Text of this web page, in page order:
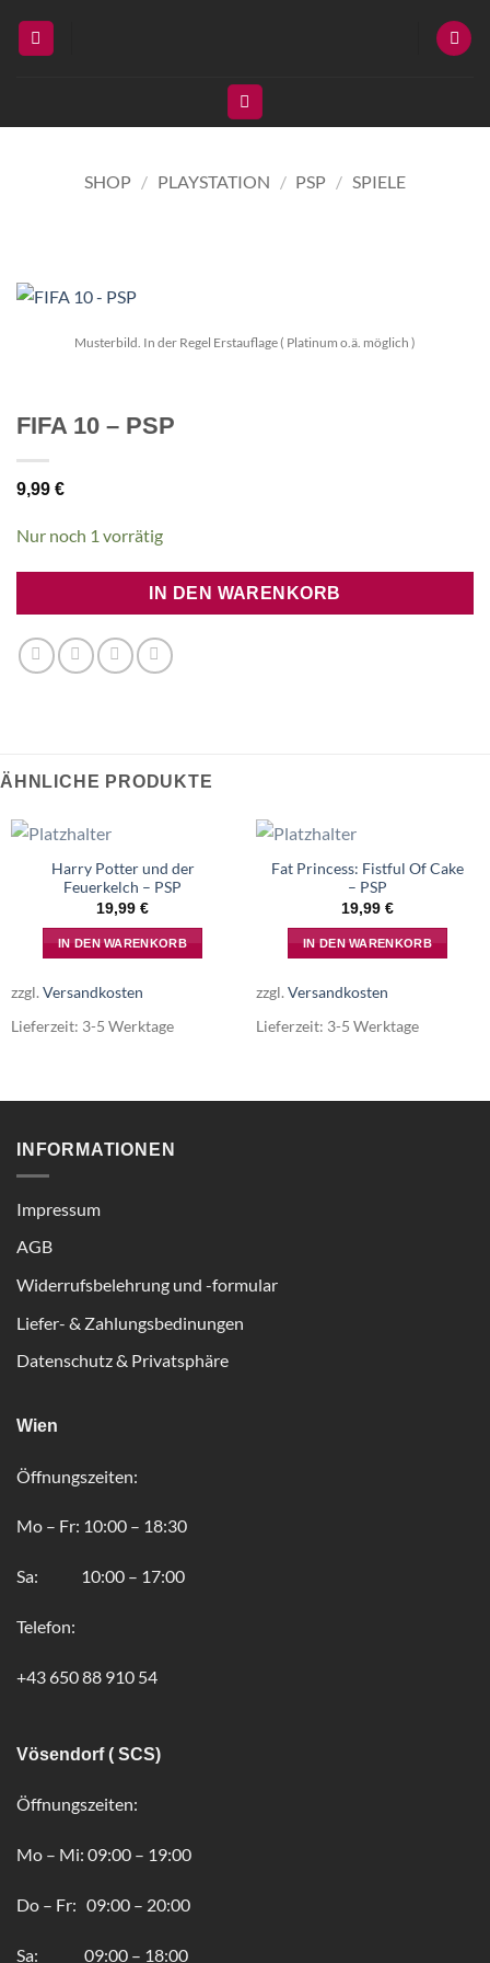
Inhalt
SHOP / PLAYSTATION / PSP / SPIELE
Musterbild. In der Regel Erstauflage ( Platinum o.ä. möglich )
FIFA 10 – PSP
9,99 €
Nur noch 1 vorrätig
IN DEN WARENKORB
ÄHNLICHE PRODUKTE
Harry Potter und der
Feuerkelch – PSP
19,99 €
IN DEN WARENKORB
zzgl. Versandkosten
Lieferzeit: 3-5 Werktage
Fat Princess: Fistful Of Cake
– PSP
19,99 €
IN DEN WARENKORB
zzgl. Versandkosten
Lieferzeit: 3-5 Werktage
INFORMATIONEN
Impressum
AGB
Widerrufsbelehrung und -formular
Liefer- & Zahlungsbedinungen
Datenschutz & Privatsphäre
Wien
Öffnungszeiten:
Mo – Fr: 10:00 – 18:30
Sa: 10:00 – 17:00
Telefon:
+43 650 88 910 54
Vösendorf ( SCS)
Öffnungszeiten:
Mo – Mi: 09:00 – 19:00
Do – Fr: 09:00 – 20:00
Sa: 09:00 – 18:00